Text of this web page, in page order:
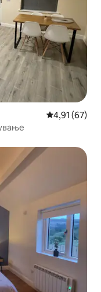
Просечна
4,91 (67)